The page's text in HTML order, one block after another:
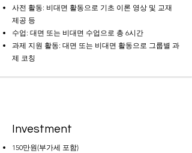
사전 활동: 비대면 활동으로 기초 이론 영상 및 교재
제공 등
수업: 대면 또는 비대면 수업으로 총 6시간
과제 지원 활동: 대면 또는 비대면 활동으로 그룹별 과
제 코칭
Investment
150만원(부가세 포함)